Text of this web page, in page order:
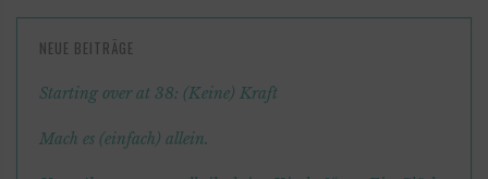
NEUE BEITRÄGE
Starting over at 38: (Keine) Kraft
Mach es (einfach) allein.